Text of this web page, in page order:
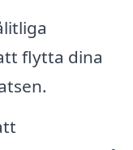
flytta dina